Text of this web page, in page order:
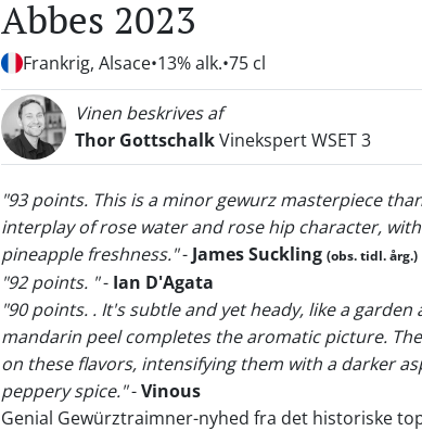
Abbes 2023
Frankrig, Alsace 13% alk. 75 cl
Vinen beskrives af
Thor GottschalkVinekspert WSET 3
"93 points. This is a minor gewurz masterpiece
interplay of rose water and rose hip character,
pineapple freshness."- James Suckling (obs. tidl. årg.)
"92 points. "- Ian D'Agata
"90 points. . It's subtle and yet heady, like a garden
mandarin peel completes the aromatic picture.
on these flavors, intensifying them with a darker
peppery spice."-Vinous
Genial Gewürztraimner-nyhed fra det historiske